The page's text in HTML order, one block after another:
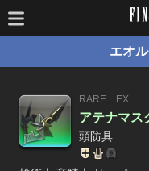
エオ
RARE
EX
アテナマス
頭防具